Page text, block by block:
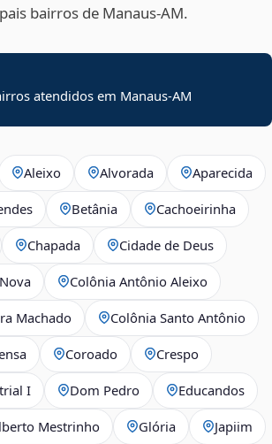
bairros de Manaus‑AM.
atendidos em Manaus-AM
Aleixo Alvorada Aparecida
Betânia Cachoeirinha
Chapada Cidade de Deus
Colônia Antônio Aleixo
Machado Colônia Santo Antônio
Coroado Crespo
I Dom Pedro Educandos
Mestrinho Glória Japiim